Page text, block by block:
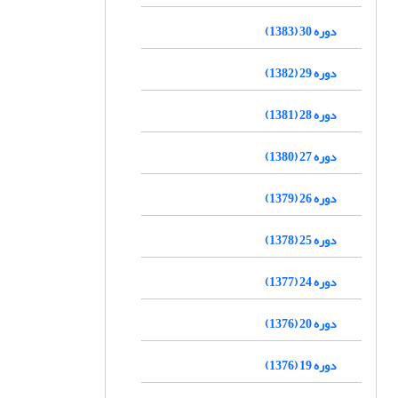
دوره 30 (1383)
دوره 29 (1382)
دوره 28 (1381)
دوره 27 (1380)
دوره 26 (1379)
دوره 25 (1378)
دوره 24 (1377)
دوره 20 (1376)
دوره 19 (1376)